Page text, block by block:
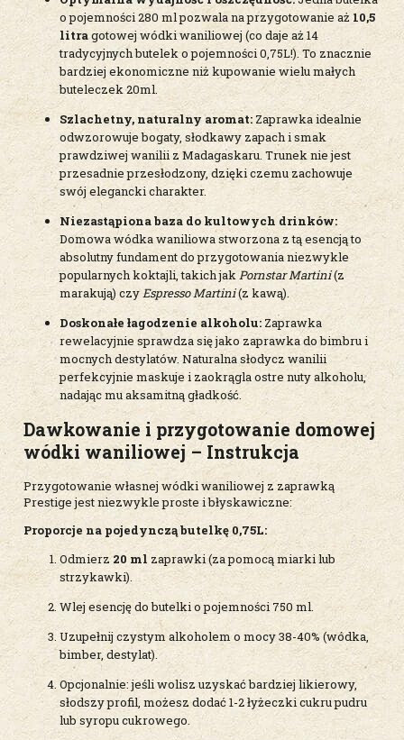
o pojemności 280 ml pozwala na przygotowanie aż 10,5
litragotowej wódki waniliowej (co daje aż 14
tradycyjnych butelek o pojemności 0,75L!). To znacznie
bardziej ekonomiczne niż kupowanie wielu małych
buteleczek 20ml.
Szlachetny, naturalny aromat: Zaprawka idealnie
odwzorowuje bogaty, słodkawy zapach i smak
prawdziwej wanilii z Madagaskaru. Trunek nie jest
przesadnie przesłodzony, dzięki czemu zachowuje
swój elegancki charakter.
Niezastąpiona baza do kultowych drinków:
Domowa wódka waniliowa stworzona z tą esencją to
absolutny fundament do przygotowania niezwykle
popularnych koktajli, takich jak Pornstar Martini(z
marakują) czy Espresso Martini(z kawą).
Doskonałe łagodzenie alkoholu: Zaprawka
rewelacyjnie sprawdza się jako zaprawka do bimbru i
mocnych destylatów. Naturalna słodycz wanilii
perfekcyjnie maskuje i zaokrągla ostre nuty alkoholu,
nadając mu aksamitną gładkość.
Dawkowanie i przygotowanie domowej
wódki waniliowej – Instrukcja
Przygotowanie własnej wódki waniliowej z zaprawką
Prestige jest niezwykle proste i błyskawiczne:
Proporcje na pojedynczą butelkę 0,75L:
Odmierz20 ml zaprawki (za pomocą miarki lub
strzykawki).
Wlej esencję do butelki o pojemności 750 ml.
Uzupełnij czystym alkoholem o mocy 38-40% (wódka,
bimber, destylat).
Opcjonalnie: jeśli wolisz uzyskać bardziej likierowy,
słodszy profil, możesz dodać 1-2 łyżeczki cukru pudru
lub syropu cukrowego.